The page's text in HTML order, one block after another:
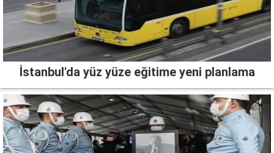
İstanbul'da yüz yüze eğitime yeni planlama